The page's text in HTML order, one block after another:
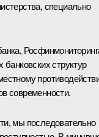
специально
структур
современности.
мы последовательно